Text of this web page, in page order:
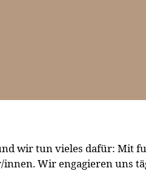
wir tun vieles dafür: Mit
Wir engagieren uns